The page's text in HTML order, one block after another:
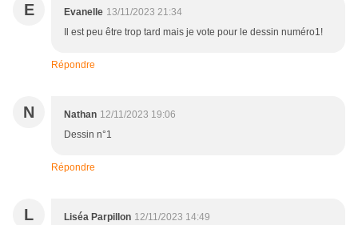
E Evanelle 13/11/2023 21:34
Il est peu être trop tard mais je vote pour le dessin numéro1!
Répondre
N Nathan 12/11/2023 19:06
Dessin n°1
Répondre
L Liséa Parpillon 12/11/2023 14:49